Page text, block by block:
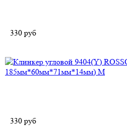
330 руб
330 руб